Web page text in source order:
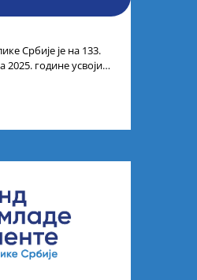
Србије је на 133.
године усвојио
по